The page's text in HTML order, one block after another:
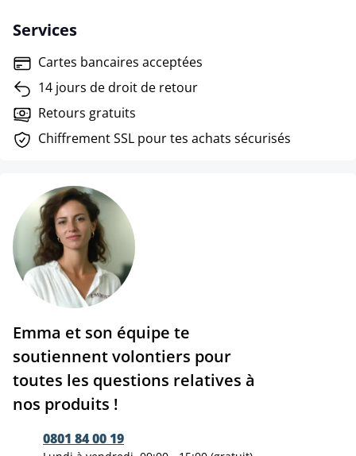
Services
Cartes bancaires acceptées
14 jours de droit de retour
Retours gratuits
Chiffrement SSL pour tes achats sécurisés
Emma et son équipe te
soutiennent volontiers pour
toutes les questions relatives à
nos produits !
0801 84 00 19